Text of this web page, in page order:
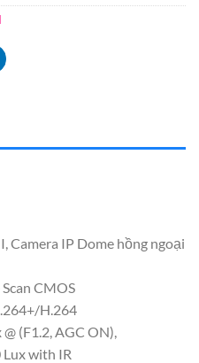
Camera IP Dome hồng ngoại
CMOS
H.264
(F1.2, AGC ON),
Lux with IR